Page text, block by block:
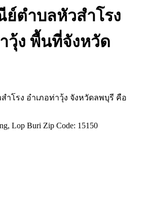
ตำบลหัวสำโรง
วุ้ง พื้นที่จังหวัด
โรง อำเภอท่าวุ้ง จังหวัดลพบุรี คือ
Lop Buri Zip Code: 15150